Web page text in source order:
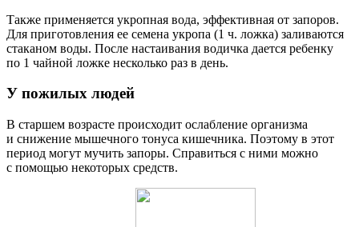
Также применяется укропная вода, эффективная от запоров.
Для приготовления ее семена укропа (1 ч. ложка) заливаются
стаканом воды. После настаивания водичка дается ребенку
по 1 чайной ложке несколько раз в день.
У пожилых людей
В старшем возрасте происходит ослабление организма
и снижение мышечного тонуса кишечника. Поэтому в этот
период могут мучить запоры. Справиться с ними можно
с помощью некоторых средств.